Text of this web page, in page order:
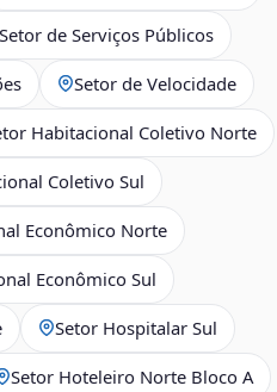
Setor de Serviços Públicos
Setor de Velocidade
Habitacional Coletivo Norte
Coletivo Sul
Econômico Norte
Econômico Sul
Setor Hospitalar Sul
Setor Hoteleiro Norte Bloco A